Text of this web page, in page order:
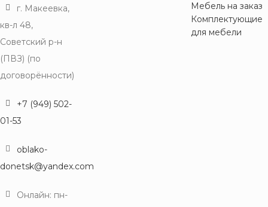
г. Макеевка,
кв-л 48,
Советский р-н
(ПВЗ) (по
договорённости)
+7 (949) 502-
01-53
oblako-
donetsk@yandex.com
Онлайн: пн-
Мебель на заказ
Комплектующие
для мебели